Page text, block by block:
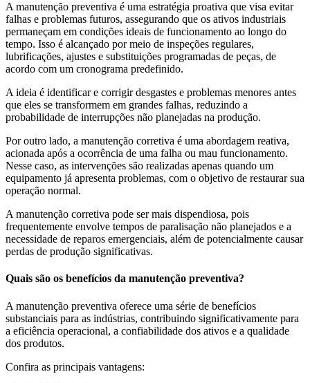
A manutenção preventiva é uma estratégia proativa que visa evitar
falhas e problemas futuros, assegurando que os ativos industriais
permaneçam em condições ideais de funcionamento ao longo do
tempo. Isso é alcançado por meio de inspeções regulares,
lubrificações, ajustes e substituições programadas de peças, de
acordo com um cronograma predefinido.
A ideia é identificar e corrigir desgastes e problemas menores antes
que eles se transformem em grandes falhas, reduzindo a
probabilidade de interrupções não planejadas na produção.
Por outro lado, a manutenção corretiva é uma abordagem reativa,
acionada após a ocorrência de uma falha ou mau funcionamento.
Nesse caso, as intervenções são realizadas apenas quando um
equipamento já apresenta problemas, com o objetivo de restaurar sua
operação normal.
A manutenção corretiva pode ser mais dispendiosa, pois
frequentemente envolve tempos de paralisação não planejados e a
necessidade de reparos emergenciais, além de potencialmente causar
perdas de produção significativas.
Quais são os benefícios da manutenção preventiva?
A manutenção preventiva oferece uma série de benefícios
substanciais para as indústrias, contribuindo significativamente para
a eficiência operacional, a confiabilidade dos ativos e a qualidade
dos produtos.
Confira as principais vantagens: